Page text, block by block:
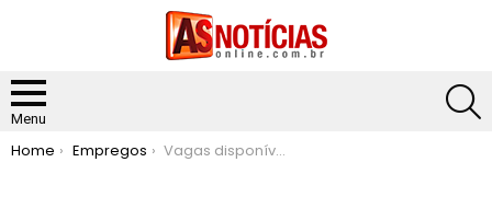
Menu
You are here:
Home Empregos Vagas disponíveis para hoje 04 de outubro de 2024 no SINE Itabira